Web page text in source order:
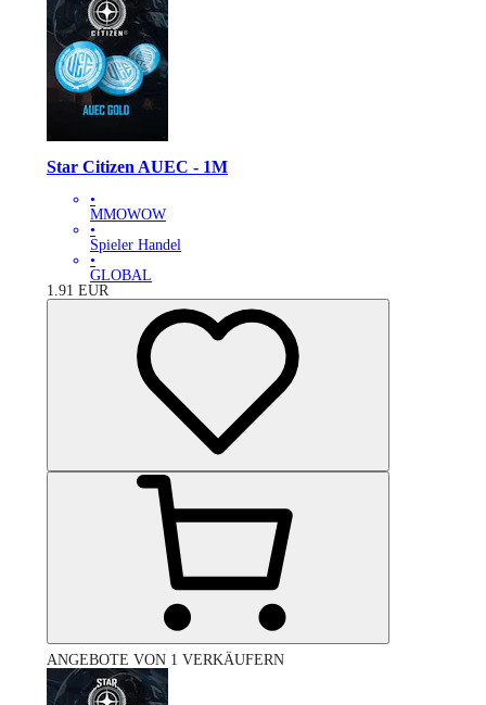
Star Citizen AUEC - 1M
•
MMOWOW
•
Spieler Handel
•
GLOBAL
1.91 EUR
ANGEBOTE VON 1 VERKÄUFERN